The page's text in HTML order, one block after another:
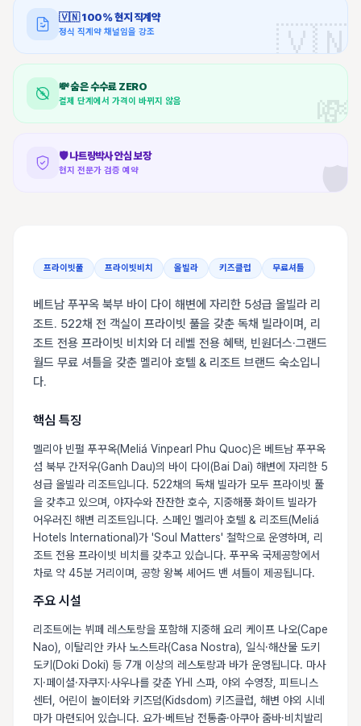
🇻🇳
🇻🇳 100% 현지 직계약
정식 직계약 채널임을 강조
💸
💸숨은 수수료 ZERO
결제 단계에서 가격이 바뀌지 않음
🛡️
🛡️ 나트랑박사 안심 보장
현지 전문가 검증 예약
프라이빗풀 프라이빗비치 올빌라 키즈클럽 무료셔틀
베트남 푸꾸옥 북부 바이 다이 해변에 자리한 5성급 올빌라 리
조트. 522채 전 객실이 프라이빗 풀을 갖춘 독채 빌라이며, 리
조트 전용 프라이빗 비치와 더 레벨 전용 혜택, 빈원더스·그랜드
월드 무료 셔틀을 갖춘 멜리아 호텔 & 리조트 브랜드 숙소입니
다.
핵심 특징
멜리아 빈펄 푸꾸옥(Meliá Vinpearl Phu Quoc)은 베트남 푸꾸옥
섬 북부 간저우(Ganh Dau)의 바이 다이(Bai Dai) 해변에 자리한 5
성급 올빌라 리조트입니다. 522채의 독채 빌라가 모두 프라이빗 풀
을 갖추고 있으며, 야자수와 잔잔한 호수, 지중해풍 화이트 빌라가
어우러진 해변 리조트입니다. 스페인 멜리아 호텔 & 리조트(Meliá
Hotels International)가 'Soul Matters' 철학으로 운영하며, 리
조트 전용 프라이빗 비치를 갖추고 있습니다. 푸꾸옥 국제공항에서
차로 약 45분 거리이며, 공항 왕복 셰어드 밴 셔틀이 제공됩니다.
주요 시설
리조트에는 뷔페 레스토랑을 포함해 지중해 요리 케이프 나오(Cape
Nao), 이탈리안 카사 노스트라(Casa Nostra), 일식·해산물 도키
도키(Doki Doki) 등 7개 이상의 레스토랑과 바가 운영됩니다. 마사
지·페이셜·자쿠지·사우나를 갖춘 YHI 스파, 야외 수영장, 피트니스
센터, 어린이 놀이터와 키즈덤(Kidsdom) 키즈클럽, 해변 야외 시네
마가 마련되어 있습니다. 요가·베트남 전통춤·아쿠아 줌바·비치발리